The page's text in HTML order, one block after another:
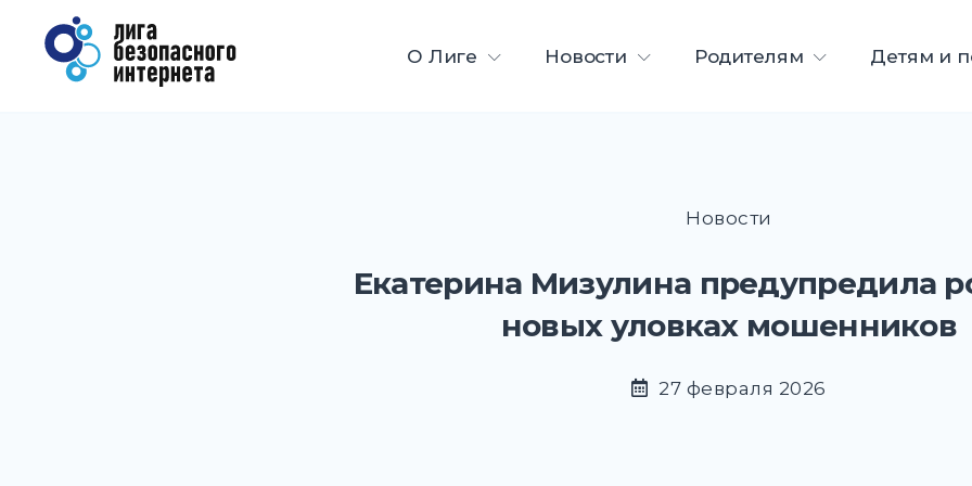
Перейти
содержимому
Лига безопасного Интернета
О Лиге Новости Родителям Детям и
Новости
Екатерина Мизулина предупредила
новых уловках мошенников
27 февраля 2026